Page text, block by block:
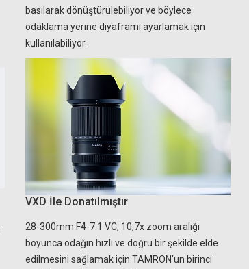
basılarak dönüştürülebiliyor ve böylece
odaklama yerine diyaframı ayarlamak için
kullanılabiliyor.
VXD İle Donatılmıştır
28-300mm F4-7.1 VC, 10,7x zoom aralığı
boyunca odağın hızlı ve doğru bir şekilde elde
edilmesini sağlamak için TAMRON'un birinci